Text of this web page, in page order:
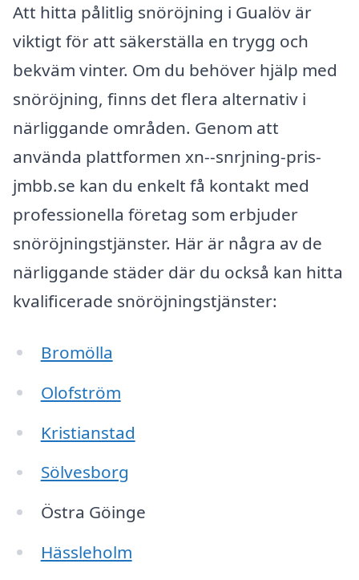
Att hitta pålitlig snöröjning i Gualöv är
viktigt för att säkerställa en trygg och
bekväm vinter. Om du behöver hjälp med
snöröjning, finns det flera alternativ i
närliggande områden. Genom att
använda plattformen xn--snrjning-pris-
jmbb.se kan du enkelt få kontakt med
professionella företag som erbjuder
snöröjningstjänster. Här är några av de
närliggande städer där du också kan hitta
kvalificerade snöröjningstjänster:
Bromölla
Olofström
Kristianstad
Sölvesborg
Östra Göinge
Hässleholm